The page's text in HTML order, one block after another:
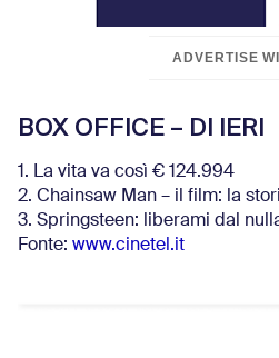
ADVERTISE
BOX OFFICE – DI IERI
1. La vita va così € 124.994
2. Chainsaw Man – il film: la
3. Springsteen: liberami dal
Fonte: www.cinetel.it